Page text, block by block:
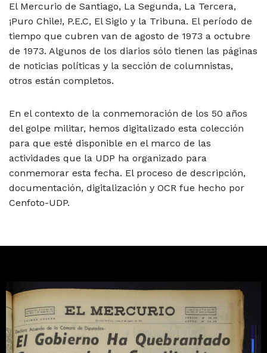
El Mercurio de Santiago, La Segunda, La Tercera,
¡Puro Chile!, P.E.C, El Siglo y la Tribuna. El período de
tiempo que cubren van de agosto de 1973 a octubre
de 1973. Algunos de los diarios sólo tienen las páginas
de noticias políticas y la sección de columnistas,
otros están completos.
En el contexto de la conmemoración de los 50 años
del golpe militar, hemos digitalizado esta colección
para que esté disponible en el marco de las
actividades que la UDP ha organizado para
conmemorar esta fecha. El proceso de descripción,
documentación, digitalización y OCR fue hecho por
Cenfoto-UDP.